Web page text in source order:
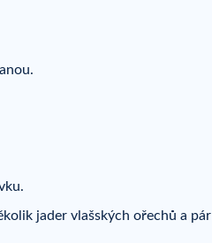
jader vlašských ořechů a pár